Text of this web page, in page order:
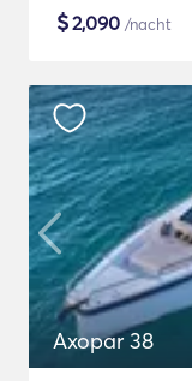
$2,090 /nacht
Axopar 38